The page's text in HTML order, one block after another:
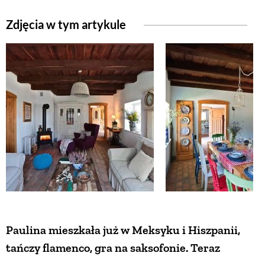
Zdjęcia w tym artykule
Paulina mieszkała już w Meksyku i Hiszpanii,
tańczy flamenco, gra na saksofonie. Teraz
ZWIERZĘTA W NATURZE
GRZYBY
KRAJOBRAZ
RĘKODZIEŁO
ZWYCZAJE